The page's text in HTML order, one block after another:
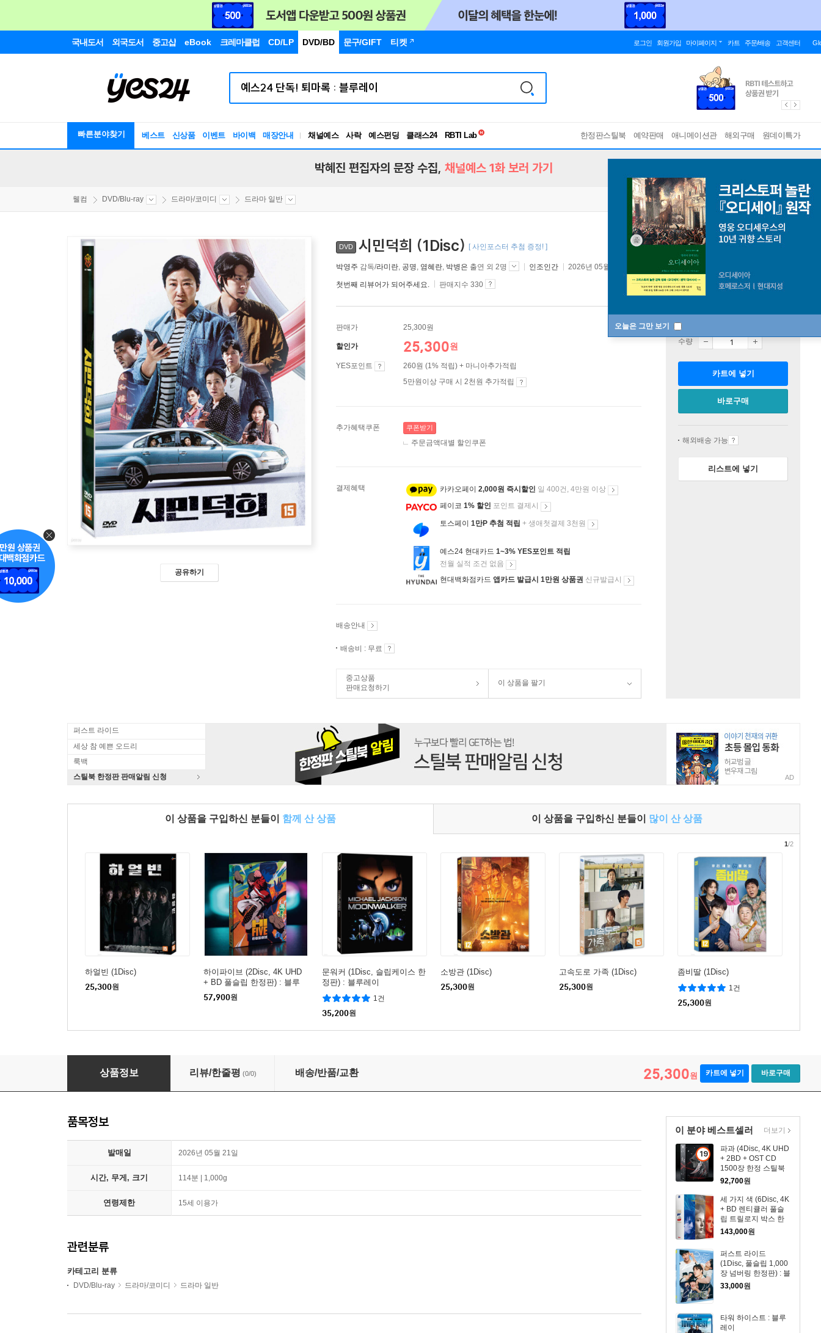
국내도서 외국도서 중고샵 eBook 크레마클럽 CD/LP DVD/BD 문구/GIFT 티켓 로그인 회원가입 마이페이지 카트 주문/배송 고객센터
빠른분야찾기 베스트 신상품 이벤트 바이백 매장안내 채널예스 사락 예스펀딩 클래스24
RBTI Lab
독서유형검사
한정판스틸북 예약판매 애니메이션관 해외구매 원데이특가
오늘은 그만 보기
박혜진 편집자의 문장 수집, 채널예스 1화 보러 가기
웰컴 DVD/Blu-ray 드라마/코미디 드라마 일반
공유하기
DVD 시민덕희 (1Disc) [ 사인포스터 추첨 증정! ]
박영주 감독/라미란, 공명, 염혜란, 박병은 출연 외 2명 인조인간 2026년 05월 21일 Citizen of a Kind
첫번째 리뷰어가 되어주세요. 판매지수 330
판매가 25,300원
할인가 25,300원
YES포인트
260원 (1% 적립) + 마니아추가적립
5만원이상 구매 시 2천원 추가적립
추가혜택쿠폰 쿠폰받기
주문금액대별 할인쿠폰
결제혜택 카카오페이 2,000원 즉시할인 일 400건, 4만원 이상
페이코 1% 할인 포인트 결제시
토스페이 1만P 추첨 적립 + 생애첫결제 3천원
예스24 현대카드 1~3% YES포인트 적립
전월 실적 조건 없음
현대백화점카드 앱카드 발급시 1만원 상품권 신규발급시
배송안내
배송비 : 무료
중고상품
판매요청하기
이 상품을 팔기
판매중
수량
카트에 넣기
바로구매
해외배송 가능
리스트에 넣기
퍼스트 라이드
세상 참 예쁜 오드리
룩백
스틸북 한정판 판매알림 신청
AD
이 상품을 구입하신 분들이 함께 산 상품 이 상품을 구입하신 분들이 많이 산 상품
하얼빈 (1Disc)
25,300원
하이파이브 (2Disc, 4K UHD
+ BD 풀슬립 한정판) : 블루
레이
57,900원
문워커 (1Disc, 슬립케이스 한
정판) : 블루레이
1건
35,200원
소방관 (1Disc)
25,300원
고속도로 가족 (1Disc)
25,300원
좀비딸 (1Disc)
1건
25,300원
1/2
시민덕희 (1Disc)
상품정보 리뷰/한줄평 (0/0) 배송/반품/교환 25,300원 카트에 넣기 바로구매
이 분야 베스트셀러
19
세
이
상
품
파과 (4Disc, 4K UHD
+ 2BD + OST CD
1500장 한정 스틸북
한정판) : 블루레이
92,700원
세 가지 색 (6Disc, 4K
+ BD 렌티큘러 풀슬
립 트릴로지 박스 한
정판) : 블루레이
143,000원
퍼스트 라이드
(1Disc, 풀슬립 1,000
장 넘버링 한정판) : 블
루레이
33,000원
타워 하이스트 : 블루
레이
더보기
품목정보
발매일 2026년 05월 21일
시간, 무게, 크기 114분 | 1,000g
연령제한 15세 이용가
관련분류
카테고리 분류
DVD/Blu-ray 드라마/코미디 드라마 일반